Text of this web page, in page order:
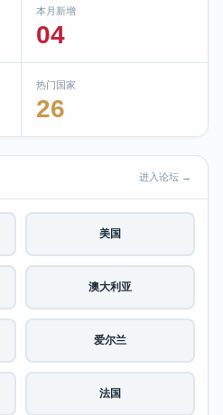
本月新增
04
热门国家
26
进入论坛 →
美国
澳大利亚
爱尔兰
法国